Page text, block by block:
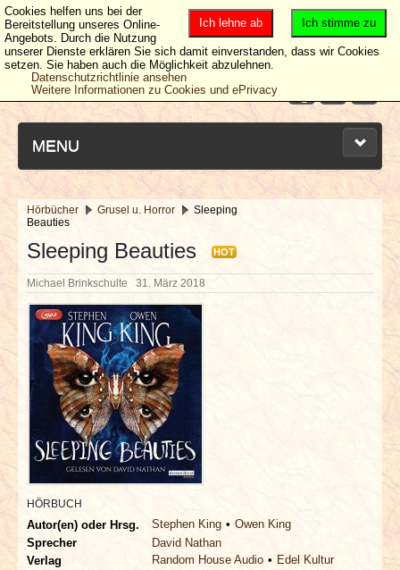
MENU
NEUESTE ARTIKEL
NEWS & DATES
BERICHTE
VERLOSUNGEN
INTERVIEWS
SPECIALS
REDAKTION
LINKS
Hörbücher Grusel u. Horror
Sleeping
Beauties
Sleeping Beauties HOT
Michael Brinkschulte 31. März 2018
HÖRBUCH
Autor(en) oder Hrsg. Stephen King
Owen King
Sprecher
David Nathan
Verlag
Random House Audio
Edel Kultur
Ich stimme zu
Ich lehne ab
Cookies helfen uns bei der
Bereitstellung unseres Online-
Angebots. Durch die Nutzung
unserer Dienste erklären Sie sich damit einverstanden, dass wir Cookies
setzen. Sie haben auch die Möglichkeit abzulehnen.
Datenschutzrichtlinie ansehen
Weitere Informationen zu Cookies und ePrivacy